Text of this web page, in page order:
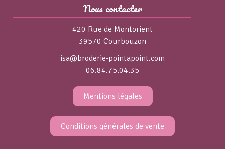
Nous contacter
420 Rue de Montorient
39570 Courbouzon
isa@broderie-pointapoint.com
06.84.75.04.35
Mentions légales
Conditions générales de vente